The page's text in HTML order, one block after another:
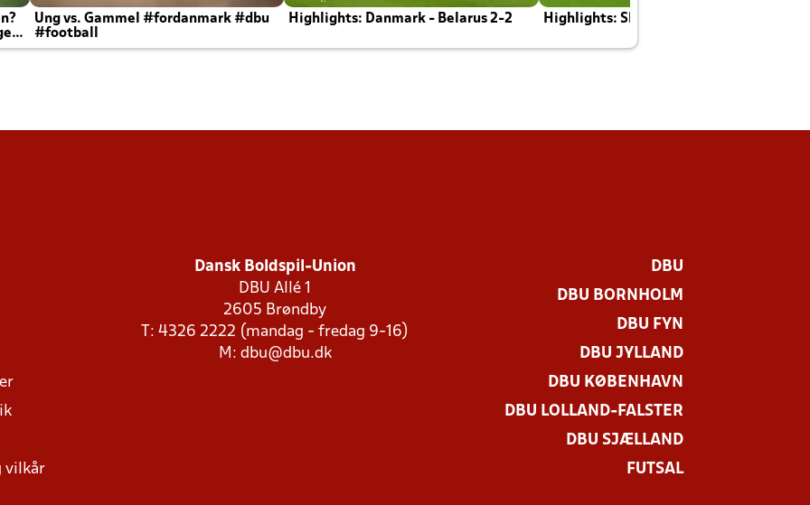
Ung vs. Gammel #fordanmark #dbu
#football
Highlights: Danmark - Belarus 2-2 Highlights: Skotland - Danmark 4-2
vilkår
Dansk Boldspil-Union
DBU Allé 1
2605 Brøndby
T: 4326 2222 (mandag - fredag 9-16)
M: dbu@dbu.dk
DBU
DBU BORNHOLM
DBU FYN
DBU JYLLAND
DBU KØBENHAVN
DBU LOLLAND-FALSTER
DBU SJÆLLAND
FUTSAL